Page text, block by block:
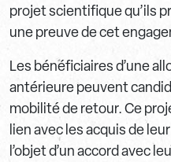
projet scientifique qu’ils
une preuve de cet
Les bénéficiaires d’une
antérieure peuvent
mobilité de retour. Ce
lien avec les acquis de
l’objet d’un accord avec